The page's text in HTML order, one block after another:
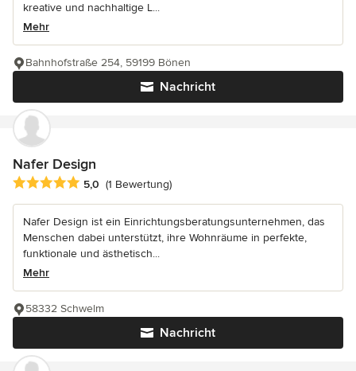
kreative und nachhaltige L...
Mehr
Nachricht
Bahnhofstraße 254, 59199 Bönen
Nafer Design
Durchschnittliche Bewertung: 5 von 5 Sternen
5,0 (1 Bewertung)
Nafer Design ist ein Einrichtungsberatungsunternehmen, das
Menschen dabei unterstützt, ihre Wohnräume in perfekte,
funktionale und ästhetisch...
Mehr
Nachricht
58332 Schwelm